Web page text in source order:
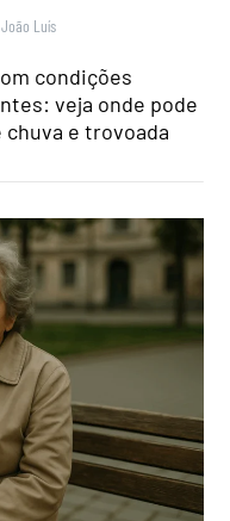
João Luís
condições
veja onde pode
e trovoada